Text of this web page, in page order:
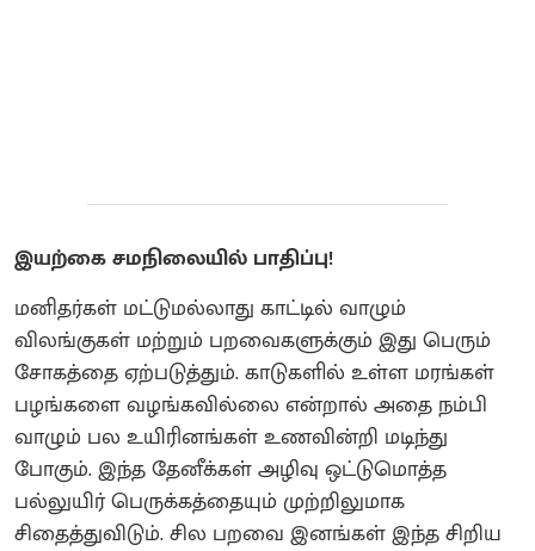
இயற்கை சமநிலையில் பாதிப்பு!
மனிதர்கள் மட்டுமல்லாது காட்டில் வாழும்
விலங்குகள் மற்றும் பறவைகளுக்கும் இது பெரும்
சோகத்தை ஏற்படுத்தும். காடுகளில் உள்ள மரங்கள்
பழங்களை வழங்கவில்லை என்றால் அதை நம்பி
வாழும் பல உயிரினங்கள் உணவின்றி மடிந்து
போகும். இந்த தேனீக்கள் அழிவு ஒட்டுமொத்த
பல்லுயிர் பெருக்கத்தையும் முற்றிலுமாக
சிதைத்துவிடும். சில பறவை இனங்கள் இந்த சிறிய